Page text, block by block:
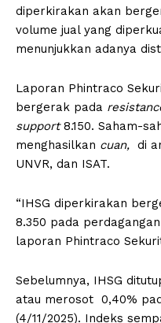
diperkirakan akan
volume jual yang
menunjukkan adanya
Laporan Phintraco
bergerak pada
support8.150. Saham-
menghasilkan cuan, di
UNVR, dan ISAT.
“IHSG diperkirakan
8.350 pada
laporan Phintraco
Sebelumnya, IHSG
atau merosot 0,40%
(4/11/2025). Indeks